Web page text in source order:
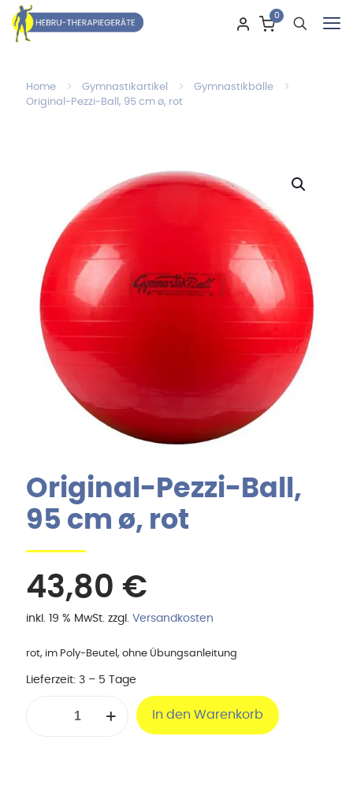
0
Home Gymnastikartikel
Gymnastikbälle
Original-Pezzi-Ball, 95 cm ø, rot
Original-Pezzi-Ball,
95 cm ø, rot
43,80 €
inkl. 19 % MwSt. zzgl. Versandkosten
rot, im Poly-Beutel, ohne Übungsanleitung
Lieferzeit: 3 – 5 Tage
In den Warenkorb